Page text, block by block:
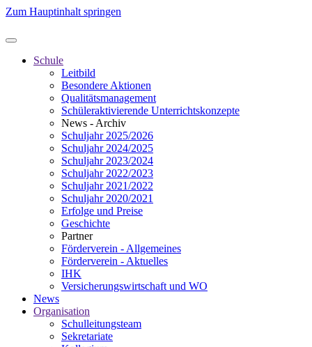
Zum Hauptinhalt springen
Schule
Leitbild
Besondere Aktionen
Qualitätsmanagement
Schüleraktivierende Unterrichtskonzepte
News - Archiv
Schuljahr 2025/2026
Schuljahr 2024/2025
Schuljahr 2023/2024
Schuljahr 2022/2023
Schuljahr 2021/2022
Schuljahr 2020/2021
Erfolge und Preise
Geschichte
Partner
Förderverein - Allgemeines
Förderverein - Aktuelles
IHK
Versicherungswirtschaft und WO
News
Organisation
Schulleitungsteam
Sekretariate